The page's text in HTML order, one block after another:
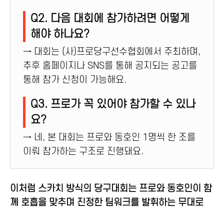
Q2. 다음 대회에 참가하려면 어떻게
해야 하나요?
→ 대회는 (사)프로당구선수협회에서 주최하며,
추후 홈페이지나 SNS를 통해 공지되는 공고를
통해 참가 신청이 가능해요.
Q3. 프로가 꼭 있어야 참가할 수 있나
요?
→ 네, 본 대회는 프로와 동호인 1명씩 한 조를
이뤄 참가하는 구조로 진행돼요.
이처럼 스카치 방식의 당구대회는 프로와 동호인이 함
께 호흡을 맞추며 진정한 팀워크를 발휘하는 무대로